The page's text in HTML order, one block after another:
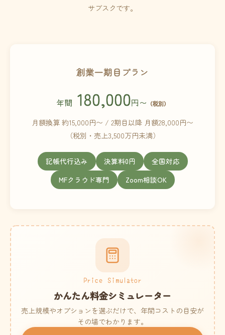
サブスクです。
創業一期目プラン
年間 180,000円〜 （税別）
月額換算 約15,000円〜 / 2期目以降 月額28,000円〜
（税別・売上3,500万円未満）
記帳代行込み 決算料0円
全国対応
MFクラウド専門
Zoom相談OK
Price Simulator
かんたん料金シミュレーター
売上規模やオプションを選ぶだけで、年間コストの目安が
その場でわかります。